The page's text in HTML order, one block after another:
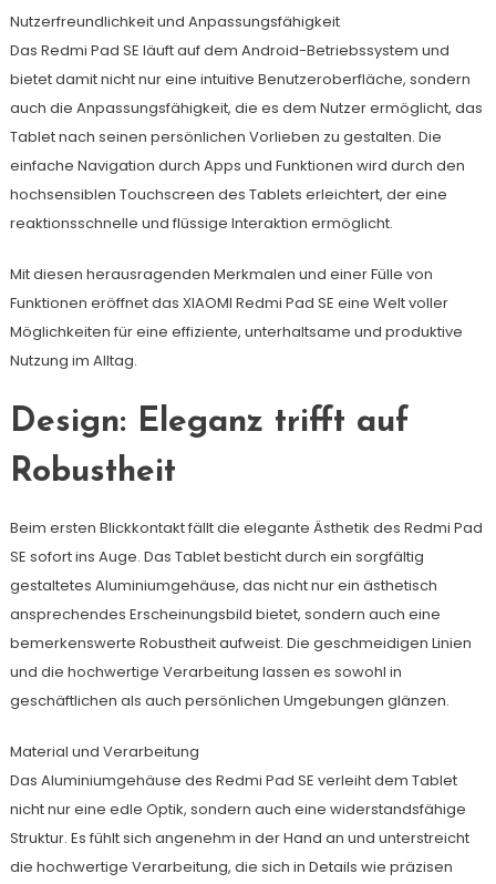
Nutzerfreundlichkeit und Anpassungsfähigkeit
Das Redmi Pad SE läuft auf dem Android-Betriebssystem und
bietet damit nicht nur eine intuitive Benutzeroberfläche, sondern
auch die Anpassungsfähigkeit, die es dem Nutzer ermöglicht, das
Tablet nach seinen persönlichen Vorlieben zu gestalten. Die
einfache Navigation durch Apps und Funktionen wird durch den
hochsensiblen Touchscreen des Tablets erleichtert, der eine
reaktionsschnelle und flüssige Interaktion ermöglicht.
Mit diesen herausragenden Merkmalen und einer Fülle von
Funktionen eröffnet das XIAOMI Redmi Pad SE eine Welt voller
Möglichkeiten für eine effiziente, unterhaltsame und produktive
Nutzung im Alltag.
Design: Eleganz trifft auf
Robustheit
Beim ersten Blickkontakt fällt die elegante Ästhetik des Redmi Pad
SE sofort ins Auge. Das Tablet besticht durch ein sorgfältig
gestaltetes Aluminiumgehäuse, das nicht nur ein ästhetisch
ansprechendes Erscheinungsbild bietet, sondern auch eine
bemerkenswerte Robustheit aufweist. Die geschmeidigen Linien
und die hochwertige Verarbeitung lassen es sowohl in
geschäftlichen als auch persönlichen Umgebungen glänzen.
Material und Verarbeitung
Das Aluminiumgehäuse des Redmi Pad SE verleiht dem Tablet
nicht nur eine edle Optik, sondern auch eine widerstandsfähige
Struktur. Es fühlt sich angenehm in der Hand an und unterstreicht
die hochwertige Verarbeitung, die sich in Details wie präzisen